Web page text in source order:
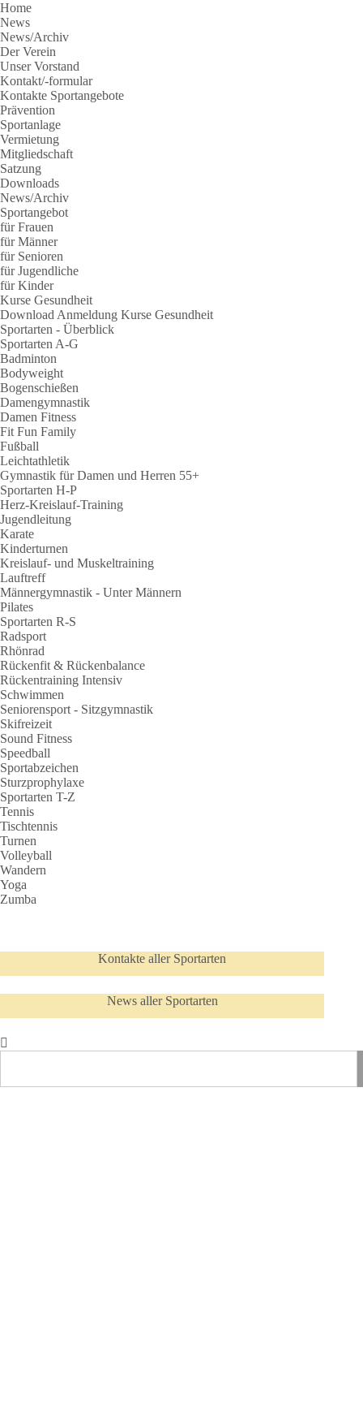
Home
News
News/Archiv
Der Verein
Unser Vorstand
Kontakt/-formular
Kontakte Sportangebote
Prävention
Sportanlage
Vermietung
Mitgliedschaft
Satzung
Downloads
News/Archiv
Sportangebot
für Frauen
für Männer
für Senioren
für Jugendliche
für Kinder
Kurse Gesundheit
Download Anmeldung Kurse Gesundheit
Sportarten - Überblick
Sportarten A-G
Badminton
Bodyweight
Bogenschießen
Damengymnastik
Damen Fitness
Fit Fun Family
Fußball
Leichtathletik
Gymnastik für Damen und Herren 55+
Sportarten H-P
Herz-Kreislauf-Training
Jugendleitung
Karate
Kinderturnen
Kreislauf- und Muskeltraining
Lauftreff
Männergymnastik - Unter Männern
Pilates
Sportarten R-S
Radsport
Rhönrad
Rückenfit & Rückenbalance
Rückentraining Intensiv
Schwimmen
Seniorensport - Sitzgymnastik
Skifreizeit
Sound Fitness
Speedball
Sportabzeichen
Sturzprophylaxe
Sportarten T-Z
Tennis
Tischtennis
Turnen
Volleyball
Wandern
Yoga
Zumba
Kontakte aller Sportarten
News aller Sportarten